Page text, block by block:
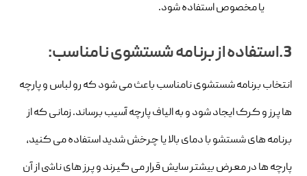
یا مخصوص استفاده شود.
3.استفاده از برنامه شستشوی نامناسب:
انتخاب برنامه شستشوی نامناسب باعث می شود که رو لباس و پارچه
ها پرز و کرک ایجاد شود و به الیاف پارچه آسیب برساند. زمانی که از
برنامه های شستشو با دمای بالا یا چرخش شدید استفاده می کنید،
پارچه ها در معرض بیشتر سایش قرار می گیرند و پرز های ناشی از آن